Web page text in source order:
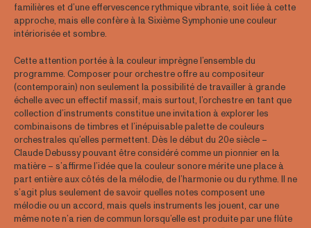
familières et d’une effervescence rythmique vibrante, soit liée à cette
approche, mais elle confère à la Sixième Symphonie une couleur
intériorisée et sombre.
Cette attention portée à la couleur imprègne l’ensemble du
programme. Composer pour orchestre offre au compositeur
(contemporain) non seulement la possibilité de travailler à grande
échelle avec un effectif massif, mais surtout, l’orchestre en tant que
collection d’instruments constitue une invitation à explorer les
combinaisons de timbres et l’inépuisable palette de couleurs
orchestrales qu’elles permettent. Dès le début du 20e siècle –
Claude Debussy pouvant être considéré comme un pionnier en la
matière – s’affirme l’idée que la couleur sonore mérite une place à
part entière aux côtés de la mélodie, de l’harmonie ou du rythme. Il ne
s’agit plus seulement de savoir quelles notes composent une
mélodie ou un accord, mais quels instruments les jouent, car une
même note n’a rien de commun lorsqu’elle est produite par une flûte